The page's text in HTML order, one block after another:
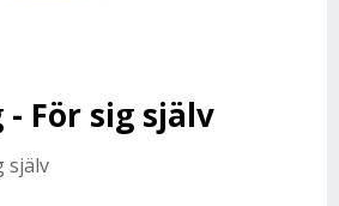
För sig själv
själv